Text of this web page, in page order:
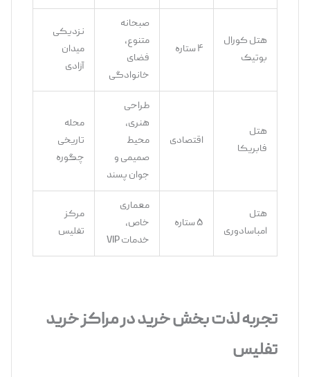
هتل کورال
بوتیک
صبحانه
خانوادگی
نزدیکی
فابریکا
اقتصادی
طراحی
محیط
صمیمی و
جوان ‌پسند
تاریخی
چگوره
امباسادوری
معماری
خدمات VIP
تفلیس
تجربه لذت‌ بخش خرید در مراکز خرید
تفلیس